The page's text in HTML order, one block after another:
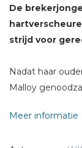
De
strijd voor
Nadat haar
Malloy
behandeld door
Meer informatie
Bericht *